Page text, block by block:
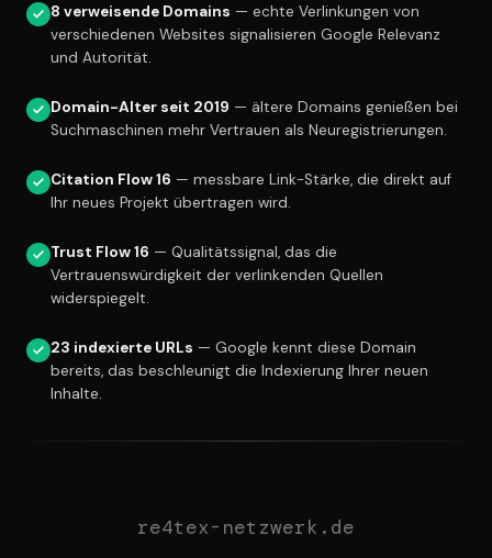
8 verweisende Domains — echte Verlinkungen von
verschiedenen Websites signalisieren Google Relevanz
und Autorität.
Domain-Alter seit 2019 — ältere Domains genießen bei
Suchmaschinen mehr Vertrauen als Neuregistrierungen.
Citation Flow 16 — messbare Link-Stärke, die direkt auf
Ihr neues Projekt übertragen wird.
Trust Flow 16 — Qualitätssignal, das die
Vertrauenswürdigkeit der verlinkenden Quellen
widerspiegelt.
23 indexierte URLs — Google kennt diese Domain
bereits, das beschleunigt die Indexierung Ihrer neuen
Inhalte.
re4tex-netzwerk.de